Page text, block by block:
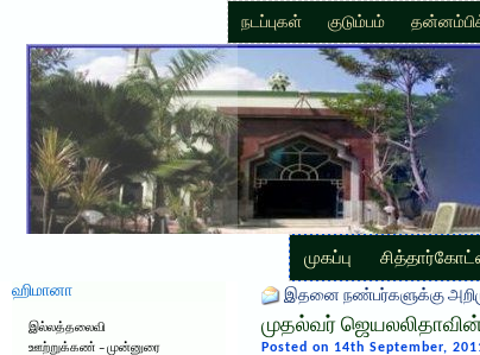
நடப்புகள் குடும்பம்
முகப்பு
ஹிமானா
இல்லத்தலைவி
ஊற்றுக்கண் – முன்னுரை
இதனை நண்பர்களுக்கு
முதல்வர்
Posted on 14th September,